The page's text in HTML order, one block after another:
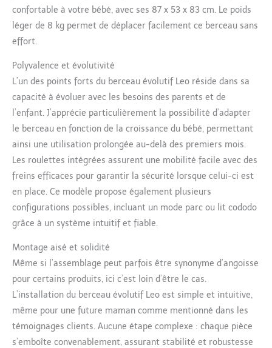
confortable à votre bébé, avec ses 87 x 53 x 83 cm. Le poids
léger de 8 kg permet de déplacer facilement ce berceau sans
effort.
Polyvalence et évolutivité
L’un des points forts du berceau évolutif Leo réside dans sa
capacité à évoluer avec les besoins des parents et de
l’enfant. J’apprécie particulièrement la possibilité d’adapter
le berceau en fonction de la croissance du bébé, permettant
ainsi une utilisation prolongée au-delà des premiers mois.
Les roulettes intégrées assurent une mobilité facile avec des
freins efficaces pour garantir la sécurité lorsque celui-ci est
en place. Ce modèle propose également plusieurs
configurations possibles, incluant un mode parc ou lit cododo
grâce à un système intuitif et fiable.
Montage aisé et solidité
Même si l’assemblage peut parfois être synonyme d’angoisse
pour certains produits, ici c’est loin d’être le cas.
L’installation du berceau évolutif Leo est simple et intuitive,
même pour une future maman comme mentionné dans les
témoignages clients. Aucune étape complexe : chaque pièce
s’emboîte convenablement, assurant stabilité et robustesse